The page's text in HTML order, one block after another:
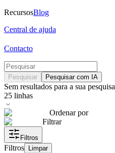
RecursosBlog
Central de ajuda
Contacto
Pesquisar Pesquisar com IA
Sem resultados para a sua pesquisa
25 linhas
Ordenar por
Filtrar
Filtros
Filtros Limpar